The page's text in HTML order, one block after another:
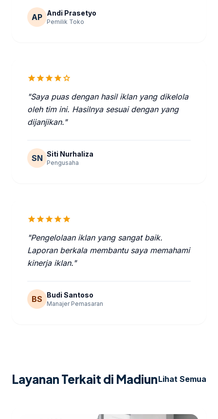
AP Andi Prasetyo
Pemilik Toko
starstarstarstarstar
"Saya puas dengan hasil iklan yang dikelola
oleh tim ini. Hasilnya sesuai dengan yang
dijanjikan."
SN Siti Nurhaliza
Pengusaha
starstarstarstarstar
"Pengelolaan iklan yang sangat baik.
Laporan berkala membantu saya memahami
kinerja iklan."
BS Budi Santoso
Manajer Pemasaran
Layanan Terkait di MadiunLihat Semua